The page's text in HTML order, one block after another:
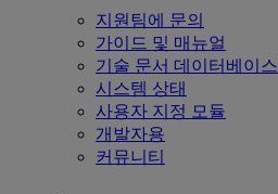
지원팀에 문의
가이드 및 매뉴얼
기술 문서 데이터베이스
시스템 상태
사용자 지정 모듈
개발자용
커뮤니티